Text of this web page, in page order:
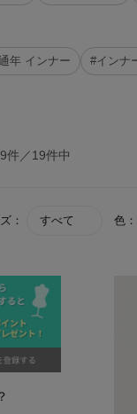
年 インナー #インナ
件／19件中
： すべて 色：